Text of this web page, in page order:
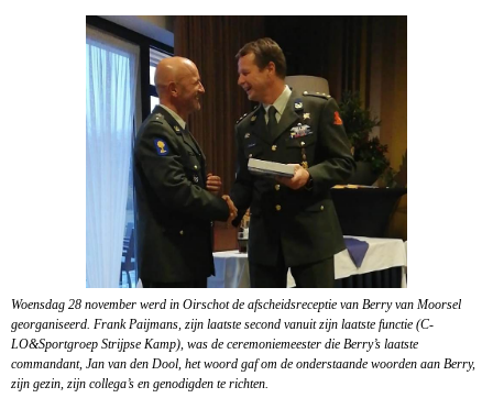
Woensdag 28 november werd in Oirschot de afscheidsreceptie van Berry van Moorsel
georganiseerd. Frank Paijmans, zijn laatste second vanuit zijn laatste functie (C-
LO&Sportgroep Strijpse Kamp), was de ceremoniemeester die Berry’s laatste
commandant, Jan van den Dool, het woord gaf om de onderstaande woorden aan Berry,
zijn gezin, zijn collega’s en genodigden te richten.